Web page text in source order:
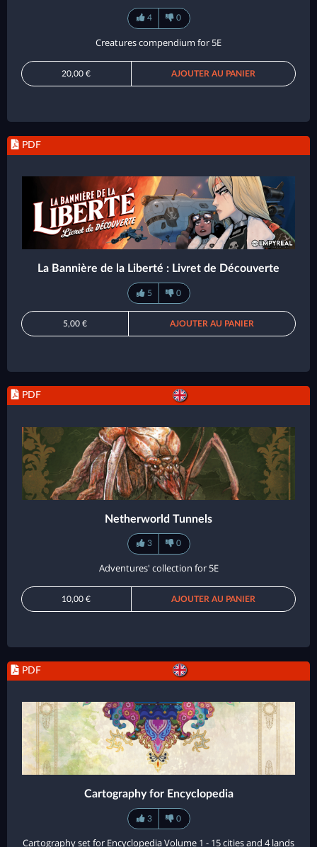
4 0
Creatures compendium for 5E
20,00 € AJOUTER AU PANIER
PDF
La Bannière de la Liberté : Livret de Découverte
5 0
5,00 € AJOUTER AU PANIER
PDF
Netherworld Tunnels
3 0
Adventures' collection for 5E
10,00 € AJOUTER AU PANIER
PDF
Cartography for Encyclopedia
3 0
Cartography set for Encyclopedia Volume 1 - 15 cities and 4 lands